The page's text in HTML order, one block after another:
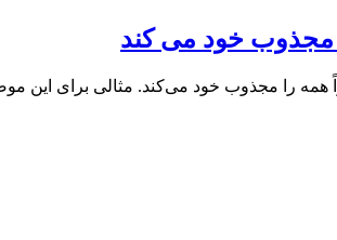
مجذوب خود می‌ کند
همه را مجذوب خود می‌کند. مثالی برای این